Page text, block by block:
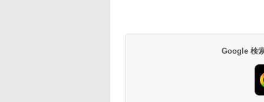
Google 検